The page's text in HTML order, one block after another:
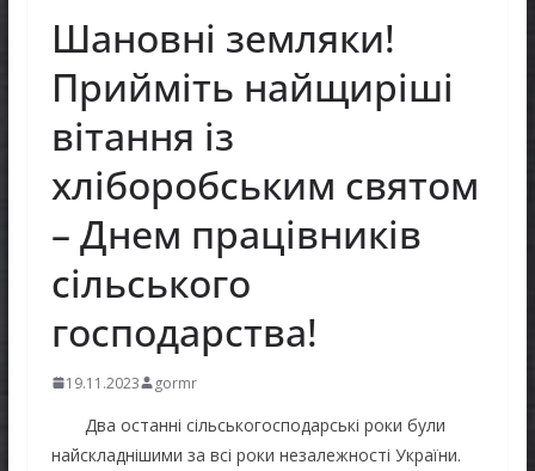
Шановні земляки!
Прийміть найщиріші
вітання із
хліборобським святом
– Днем працівників
сільського
господарства!
19.11.2023 gormr
Два останні сільськогосподарські роки були
найскладнішими за всі роки незалежності України.